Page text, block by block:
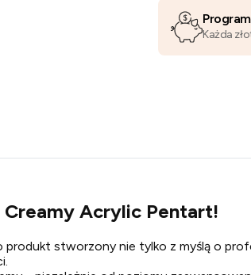
Każda
Creamy Acrylic Pentart!
produkt stworzony nie tylko z myślą o